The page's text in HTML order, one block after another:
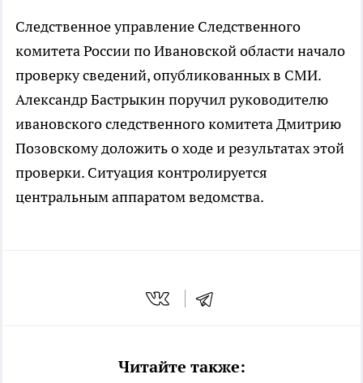
Следственное управление Следственного
комитета России по Ивановской области начало
проверку сведений, опубликованных в СМИ.
Александр Бастрыкин поручил руководителю
ивановского следственного комитета Дмитрию
Позовскому доложить о ходе и результатах этой
проверки. Ситуация контролируется
центральным аппаратом ведомства.
Читайте также: